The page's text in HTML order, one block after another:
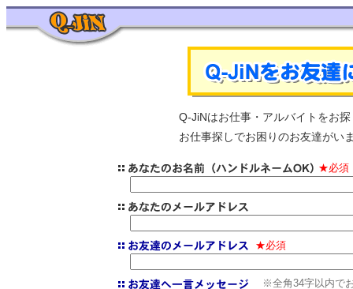
Q-JiNはお仕事・アルバイトをお
お仕事探しでお困りのお友達がい
★必須
★必須
※全角34字以内で